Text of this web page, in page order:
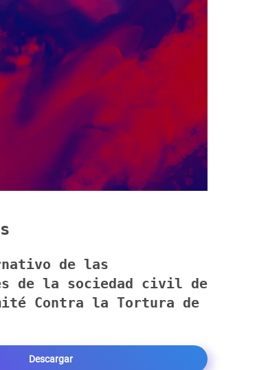
de las
de la sociedad civil de
Contra la Tortura de
Descargar